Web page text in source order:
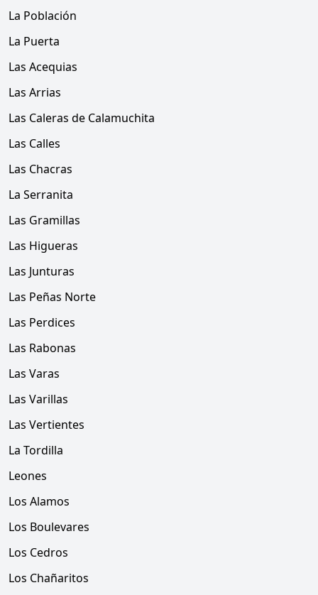
La Población
La Puerta
Las Acequias
Las Arrias
Las Caleras de Calamuchita
Las Calles
Las Chacras
La Serranita
Las Gramillas
Las Higueras
Las Junturas
Las Peñas Norte
Las Perdices
Las Rabonas
Las Varas
Las Varillas
Las Vertientes
La Tordilla
Leones
Los Alamos
Los Boulevares
Los Cedros
Los Chañaritos